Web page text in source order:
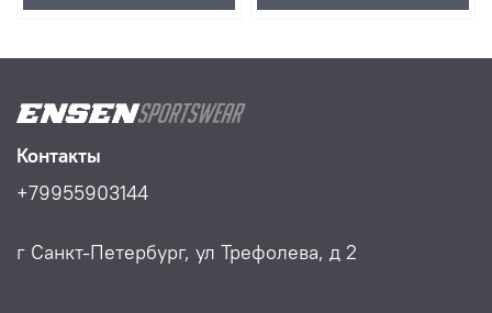
Контакты
+79955903144
г Санкт-Петербург, ул Трефолева, д 2